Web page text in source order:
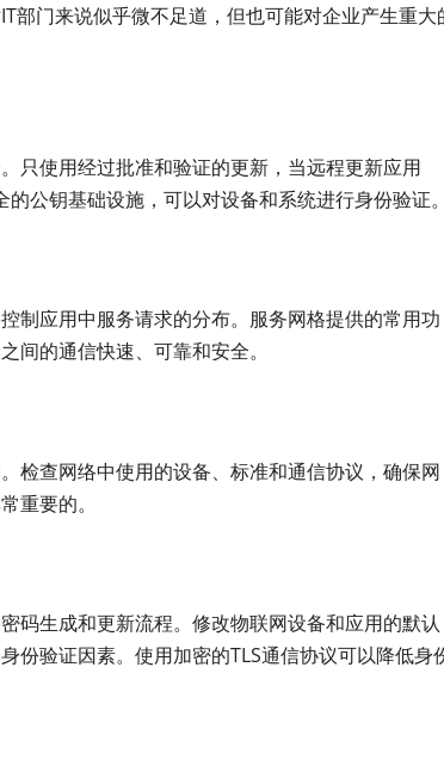
部门来说似乎微不足道，但也可能对企业产生重大
只使用经过批准和验证的更新，当远程更新应用
公钥基础设施，可以对设备和系统进行身份验证。
制应用中服务请求的分布。服务网格提供的常用功
间的通信快速、可靠和安全。
检查网络中使用的设备、标准和通信协议，确保网
重要的。
码生成和更新流程。修改物联网设备和应用的默认
份验证因素。使用加密的TLS通信协议可以降低身